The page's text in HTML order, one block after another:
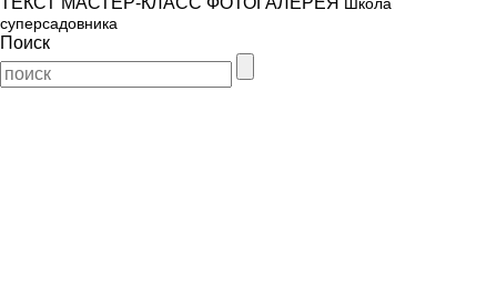
суперсадовника
Поиск